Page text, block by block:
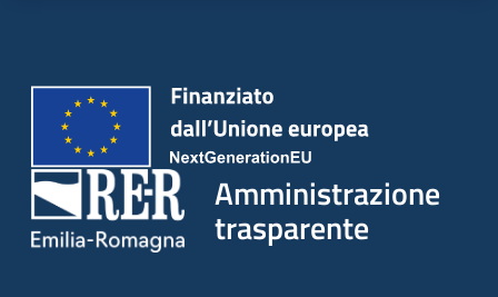
Amministrazione
trasparente